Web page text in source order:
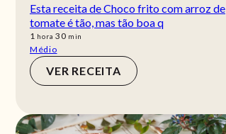
Esta receita de Choco frito com arroz de
tomate é tão, mas tão boa q
1 hora
hora 30min
min
Médio
VER RECEITA